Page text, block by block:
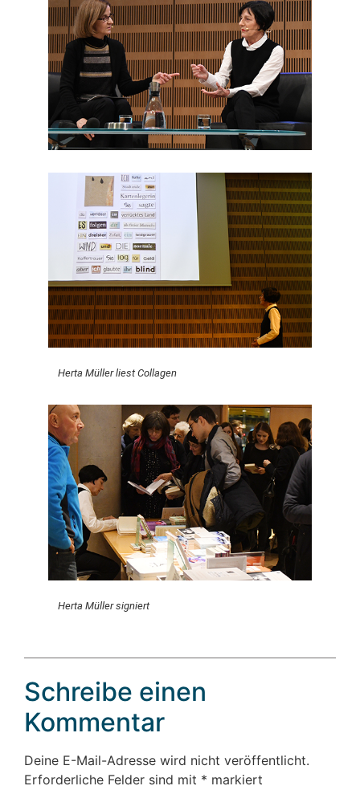
Herta Müller liest Collagen
Herta Müller signiert
Schreibe einen
Kommentar
Deine E-Mail-Adresse wird nicht veröffentlicht.
Erforderliche Felder sind mit * markiert